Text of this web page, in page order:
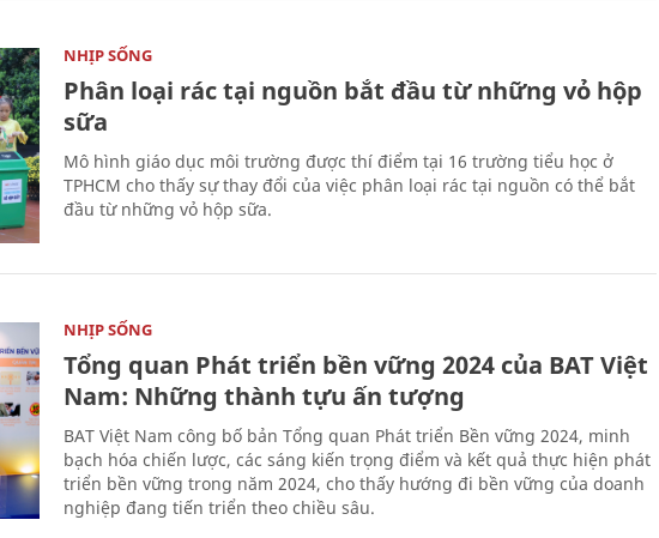
NHỊP SỐNG
Phân loại rác tại nguồn bắt đầu từ những vỏ hộp
sữa
Mô hình giáo dục môi trường được thí điểm tại 16 trường tiểu học ở
TPHCM cho thấy sự thay đổi của việc phân loại rác tại nguồn có thể bắt
đầu từ những vỏ hộp sữa.
NHỊP SỐNG
Tổng quan Phát triển bền vững 2024 của BAT Việt
Nam: Những thành tựu ấn tượng
BAT Việt Nam công bố bản Tổng quan Phát triển Bền vững 2024, minh
bạch hóa chiến lược, các sáng kiến trọng điểm và kết quả thực hiện phát
triển bền vững trong năm 2024, cho thấy hướng đi bền vững của doanh
nghiệp đang tiến triển theo chiều sâu.